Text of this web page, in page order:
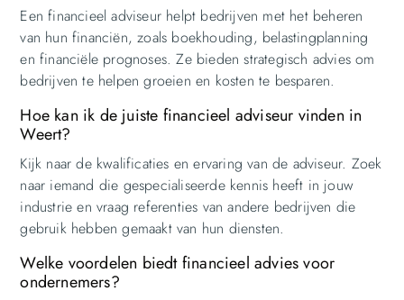
Een financieel adviseur helpt bedrijven met het beheren
van hun financiën, zoals boekhouding, belastingplanning
en financiële prognoses. Ze bieden strategisch advies om
bedrijven te helpen groeien en kosten te besparen.
Hoe kan ik de juiste financieel adviseur vinden in
Weert?
Kijk naar de kwalificaties en ervaring van de adviseur. Zoek
naar iemand die gespecialiseerde kennis heeft in jouw
industrie en vraag referenties van andere bedrijven die
gebruik hebben gemaakt van hun diensten.
Welke voordelen biedt financieel advies voor
ondernemers?